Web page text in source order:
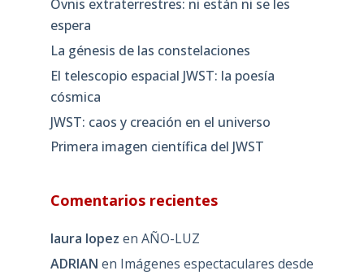
Ovnis extraterrestres: ni están ni se les
espera
La génesis de las constelaciones
El telescopio espacial JWST: la poesía
cósmica
JWST: caos y creación en el universo
Primera imagen científica del JWST
Comentarios recientes
laura lopez en AÑO-LUZ
ADRIAN en Imágenes espectaculares desde